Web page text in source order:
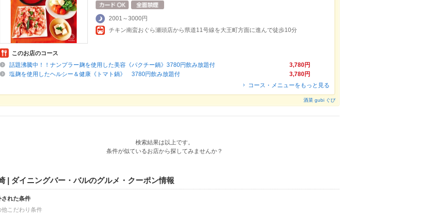
2001～3000円
チキン南蛮おぐら瀬頭店から県道11号線を大王町方面に進んで徒歩10分
このお店のコース
3,780円
話題沸騰中！！ナンプラー麹を使用した美容《パクチー鍋》3780円飲み放題付
3,780円
塩麹を使用したヘルシー＆健康《トマト鍋》 3780円飲み放題付
コース・メニューをもっと見る
酒菜 gubi ぐび
検索結果は以上です。
条件が似ているお店から探してみませんか？
| ダイニングバー・バルのグルメ・クーポン情報
された条件
他こだわり条件